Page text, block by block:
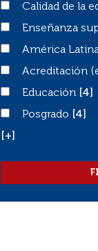
Calidad de la
Calidad de la
Enseñanza
Enseñanza
América Latina
América
Acreditación
Acreditación
Educación
Educación
[4]
PosgradoPosgrado
[4]
[+]